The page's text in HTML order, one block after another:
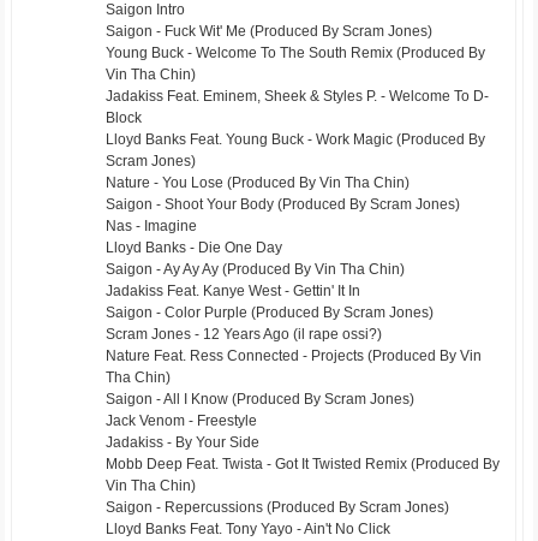
Saigon Intro
Saigon - Fuck Wit' Me (Produced By Scram Jones)
Young Buck - Welcome To The South Remix (Produced By
Vin Tha Chin)
Jadakiss Feat. Eminem, Sheek & Styles P. - Welcome To D-
Block
Lloyd Banks Feat. Young Buck - Work Magic (Produced By
Scram Jones)
Nature - You Lose (Produced By Vin Tha Chin)
Saigon - Shoot Your Body (Produced By Scram Jones)
Nas - Imagine
Lloyd Banks - Die One Day
Saigon - Ay Ay Ay (Produced By Vin Tha Chin)
Jadakiss Feat. Kanye West - Gettin' It In
Saigon - Color Purple (Produced By Scram Jones)
Scram Jones - 12 Years Ago(il rape ossi?)
Nature Feat. Ress Connected - Projects (Produced By Vin
Tha Chin)
Saigon - All I Know (Produced By Scram Jones)
Jack Venom - Freestyle
Jadakiss - By Your Side
Mobb Deep Feat. Twista - Got It Twisted Remix (Produced By
Vin Tha Chin)
Saigon - Repercussions (Produced By Scram Jones)
Lloyd Banks Feat. Tony Yayo - Ain't No Click